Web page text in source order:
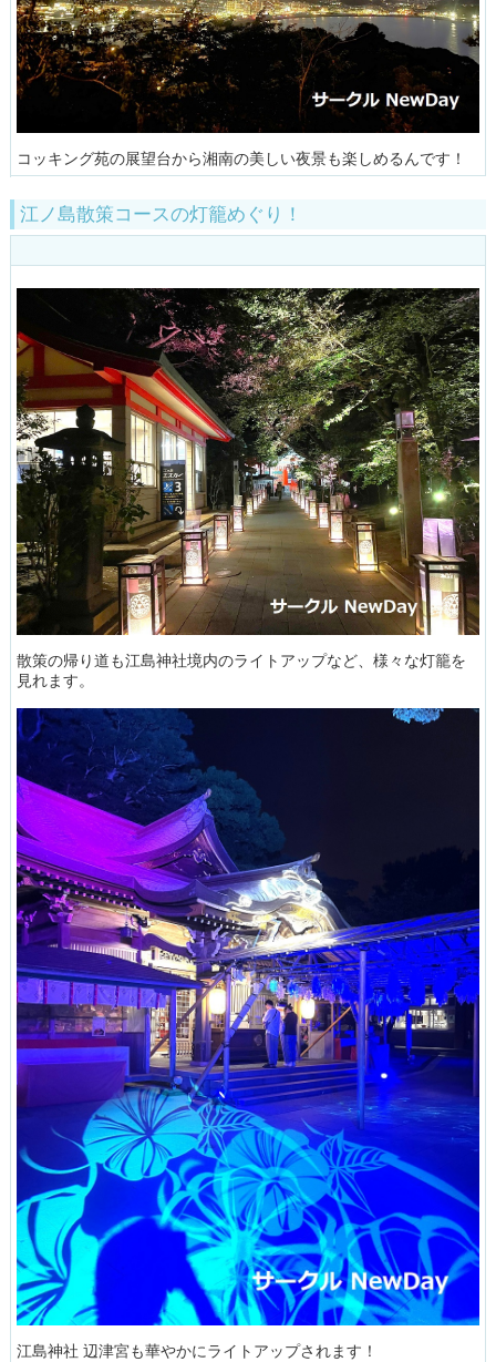
コッキング苑の展望台から湘南の美しい夜景も楽しめるんです！
江ノ島散策コースの灯籠めぐり！
散策の帰り道も江島神社境内のライトアップなど、様々な灯籠を
見れます。
江島神社 辺津宮も華やかにライトアップされます！